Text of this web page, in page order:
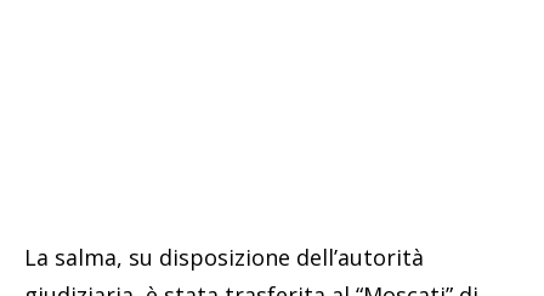
La salma, su disposizione dell’autorità